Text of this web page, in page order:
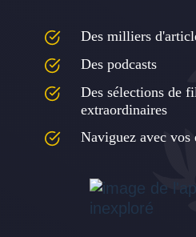
Des milliers
Des podcasts
Des sélections de
extraordinaires
Naviguez avec vos